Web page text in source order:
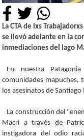
La CTA de lxs
se llevó adelante en la
inmediaciones del lago
En nuestra
comunidades mapuches,
los asesinatos de
La construcción del
Macri a través de
instigadora del odio